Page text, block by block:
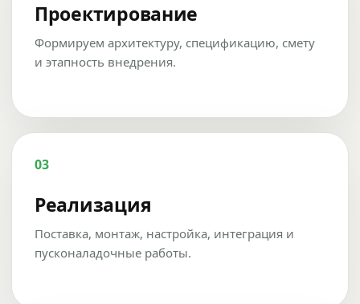
Проектирование
Формируем архитектуру, спецификацию, смету
и этапность внедрения.
03
Реализация
Поставка, монтаж, настройка, интеграция и
пусконаладочные работы.